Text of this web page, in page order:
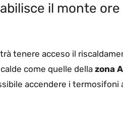
il monte
tenere acceso il
come quelle dellazona A
accendere i termosifoni